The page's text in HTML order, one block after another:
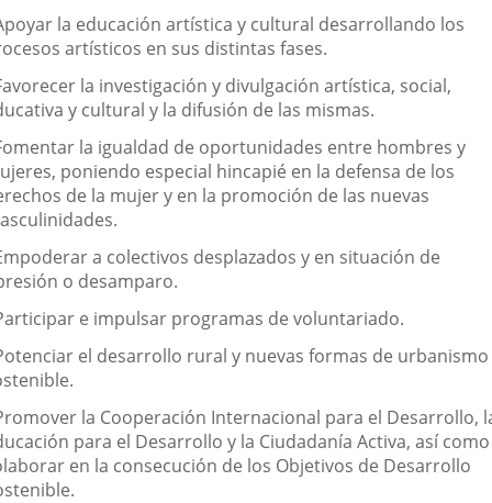
la educación artística y cultural desarrollando los
artísticos en sus distintas fases.
la investigación y divulgación artística, social,
y cultural y la difusión de las mismas.
la igualdad de oportunidades entre hombres y
poniendo especial hincapié en la defensa de los
de la mujer y en la promoción de las nuevas
a colectivos desplazados y en situación de
o desamparo.
e impulsar programas de voluntariado.
el desarrollo rural y nuevas formas de urbanismo
la Cooperación Internacional para el Desarrollo,
para el Desarrollo y la Ciudadanía Activa, así como
en la consecución de los Objetivos de Desarrollo